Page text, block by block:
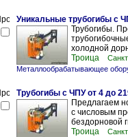
Уникальные трубогибы с
Трубогибы.
холодной
Троица
Металлообрабатывающее
Трубогибы с ЧПУ от 4 до
Предлагаем
с числовым
бездорновой
Троица